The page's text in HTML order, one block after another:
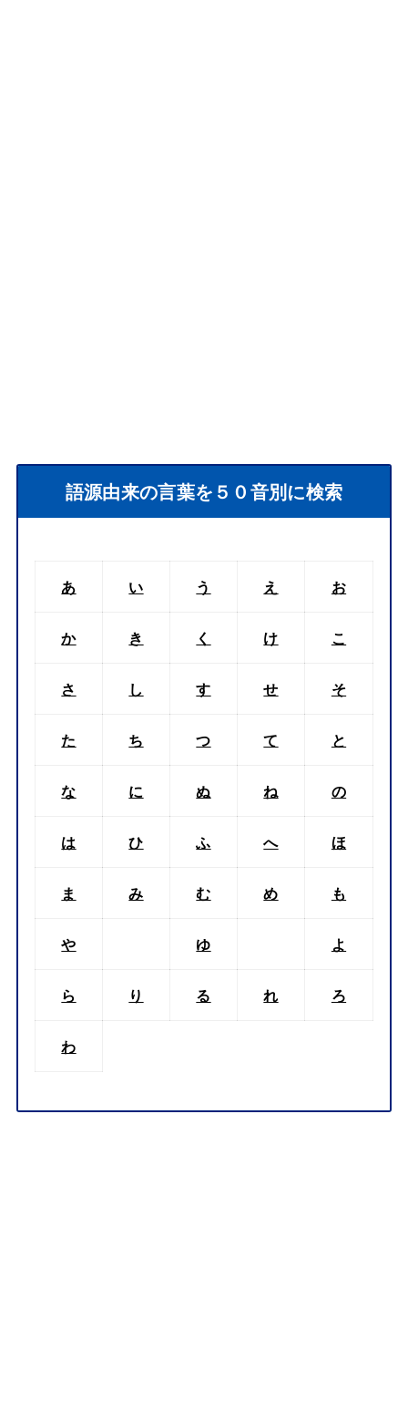
語源由来の言葉を５０音別に検索
あ い う え お
か き く け こ
さ し す せ そ
た ち つ て と
な に ぬ ね の
は ひ ふ へ ほ
ま み む め も
や ゆ よ
ら り る れ ろ
わ